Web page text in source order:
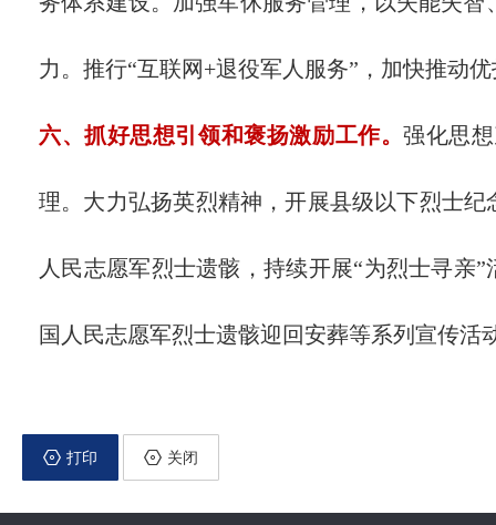
力。推行“互联网+退役军人服务”，加快推动
六、抓好思想引领和褒扬激励工作。强化思
理。大力弘扬英烈精神，开展县级以下烈士
人民志愿军烈士遗骸，持续开展“为烈士寻亲
国人民志愿军烈士遗骸迎回安葬等系列宣传
打印 关闭